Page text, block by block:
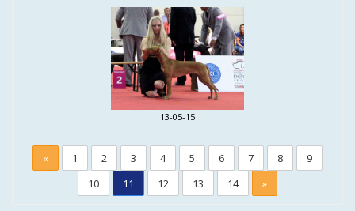
13-05-15
« 1 2 3 4 5 6 7 8
9
10
11 12 13 14 »